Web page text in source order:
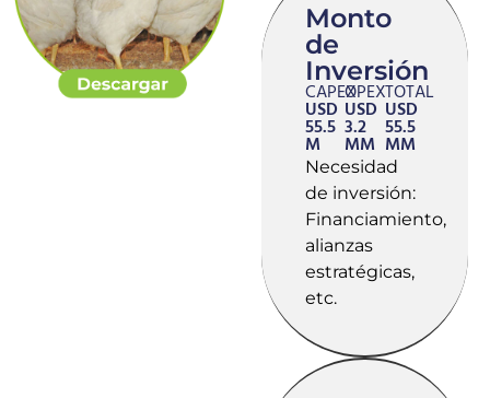
Monto
de
Inversión
CAPEX
USD
55.5
M
OPEX
USD
3.2
MM
TOTAL
USD
55.5
MM
Necesidad
de inversión:
Financiamiento,
alianzas
estratégicas,
etc.